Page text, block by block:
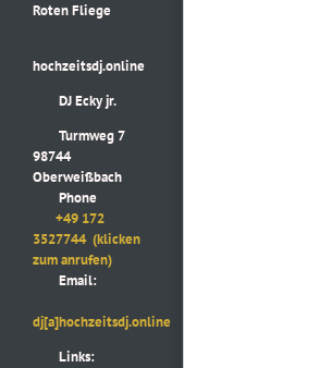
Roten Fliege
hochzeitsdj.online
DJ Ecky jr.
Turmweg 7
98744
Oberweißbach
Phone
+49 172
3527744 (klicken
zum anrufen)
Email:
dj[a]hochzeitsdj.online
Links: